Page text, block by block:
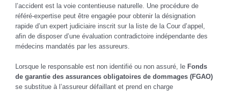
l’accident est la voie contentieuse naturelle. Une procédure de
référé-expertise peut être engagée pour obtenir la désignation
rapide d’un expert judiciaire inscrit sur la liste de la Cour d’appel,
afin de disposer d’une évaluation contradictoire indépendante des
médecins mandatés par les assureurs.
Lorsque le responsable est non identifié ou non assuré, le Fonds
de garantie des assurances obligatoires de dommages (FGAO)
se substitue à l’assureur défaillant et prend en charge